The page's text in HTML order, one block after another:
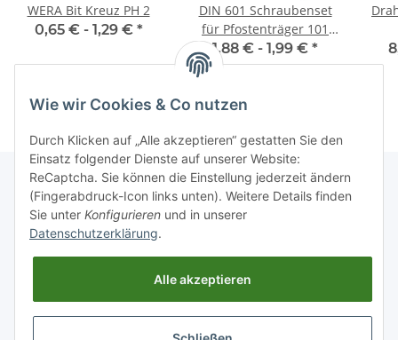
WERA Bit Kreuz PH 2
0,65 € - 1,29 € *
DIN 601 Schraubenset
für Pfostenträger 101
mm
1,88 € - 1,99 € *
Informationen
Wie wir Cookies & Co nutzen
Durch Klicken auf „Alle akzeptieren“ gestatten Sie den
Einsatz folgender Dienste auf unserer Website:
ReCaptcha. Sie können die Einstellung jederzeit ändern
(Fingerabdruck-Icon links unten). Weitere Details finden
Sie unter Konfigurieren und in unserer
Datenschutzerklärung.
Alle akzeptieren